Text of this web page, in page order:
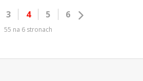
3 4 5 6
55 na 6 stronach